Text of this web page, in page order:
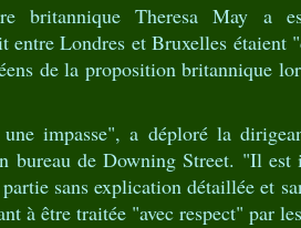
britannique Theresa May a
entre Londres et Bruxelles étaient
de la proposition britannique
impasse", a déploré la
bureau de Downing Street. "Il est
sans explication détaillée et
à être traitée "avec respect" par